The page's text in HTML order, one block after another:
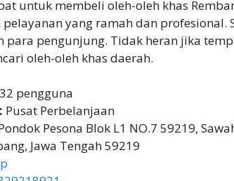
untuk membeli oleh-oleh khas
pelayanan yang ramah dan profesional.
para pengunjung. Tidak heran jika
oleh-oleh khas daerah.
pengguna
Pusat Perbelanjaan
Pesona Blok L1 NO.7 59219,
Jawa Tengah 59219